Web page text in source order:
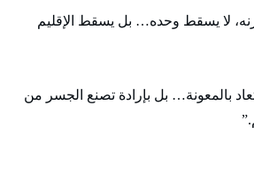
لا يسقط وحده… بل يسقط الإقليم
بالمعونة… بل بإرادة تصنع الجسر من